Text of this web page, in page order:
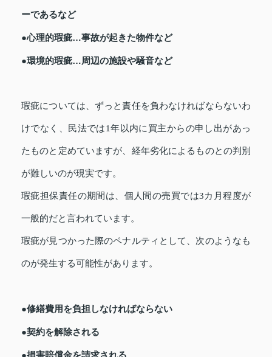
ーであるなど
●心理的瑕疵…事故が起きた物件など
●環境的瑕疵…周辺の施設や騒音など
瑕疵については、ずっと責任を負わなければならないわ
けでなく、民法では1年以内に買主からの申し出があっ
たものと定めていますが、経年劣化によるものとの判別
が難しいのが現実です。
瑕疵担保責任の期間は、個人間の売買では3カ月程度が
一般的だと言われています。
瑕疵が見つかった際のペナルティとして、次のようなも
のが発生する可能性があります。
●修繕費用を負担しなければならない
●契約を解除される
●損害賠償金を請求される